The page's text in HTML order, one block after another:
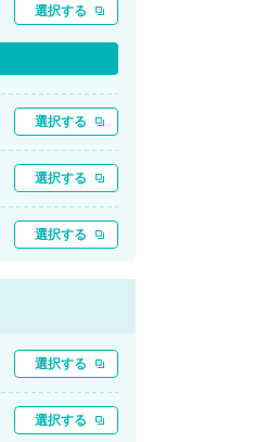
選択する
選択する
選択する
選択する
選択する
選択する